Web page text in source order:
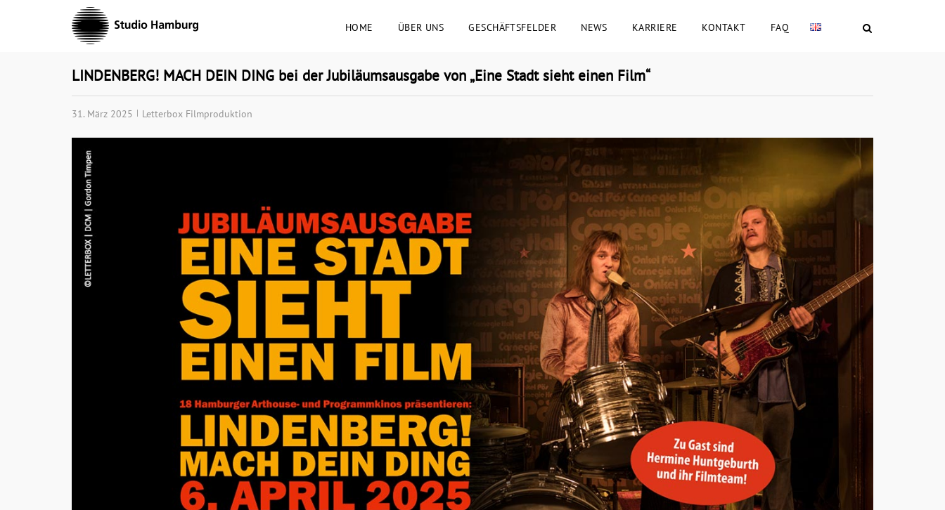
HOME ÜBER UNS GESCHÄFTSFELDER NEWS KARRIERE KONTAKT FAQ
LINDENBERG! MACH DEIN DING bei der Jubiläumsausgabe von „Eine Stadt sieht einen Film“
31. März 2025 Letterbox Filmproduktion